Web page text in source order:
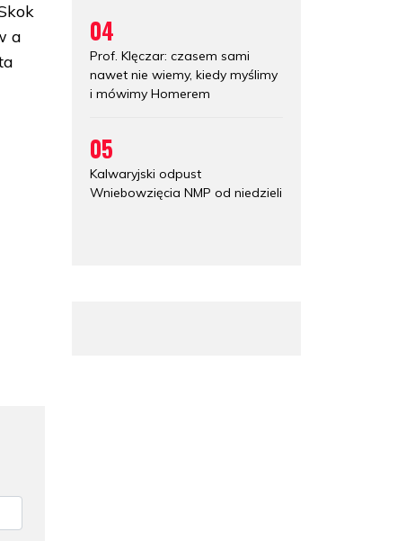
a
04
Prof. Klęczar: czasem sami
nawet nie wiemy, kiedy myślimy
i mówimy Homerem
05
Kalwaryjski odpust
Wniebowzięcia NMP od niedzieli